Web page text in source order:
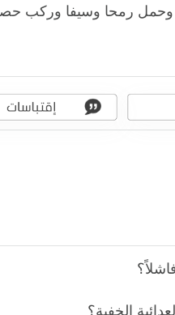
رمحا وسيفا وركب
الخفية؟